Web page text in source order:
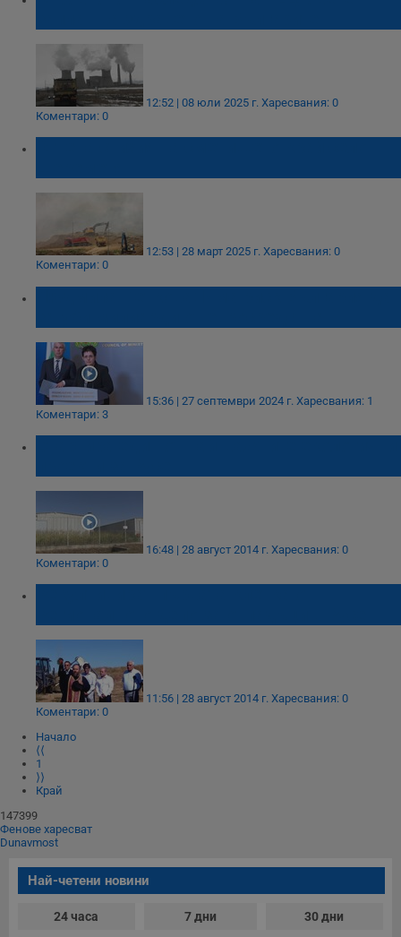
12:52 | 08 юли 2025 г. Харесвания: 0
Коментари: 0
12:53 | 28 март 2025 г. Харесвания: 0
Коментари: 0
15:36 | 27 септември 2024 г. Харесвания: 1
Коментари: 3
16:48 | 28 август 2014 г. Харесвания: 0
Коментари: 0
11:56 | 28 август 2014 г. Харесвания: 0
Коментари: 0
Начало
⟨⟨
1
⟩⟩
Край
147399
Фенове харесват
Dunavmost
Най-четени новини
24 часа 7 дни 30 дни